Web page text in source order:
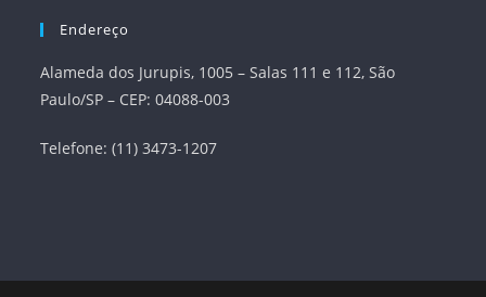
Endereço
Alameda dos Jurupis, 1005 – Salas 111 e 112, São
Paulo/SP – CEP: 04088-003
Telefone: (11) 3473-1207